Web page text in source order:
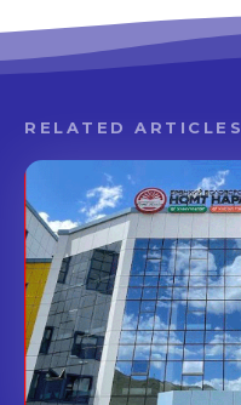
RELATED ARTICLES